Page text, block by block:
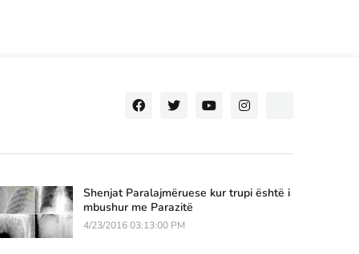
Shenjat Paralajmëruese kur trupi është i
mbushur me Parazitë
4/23/2016 03:13:00 PM